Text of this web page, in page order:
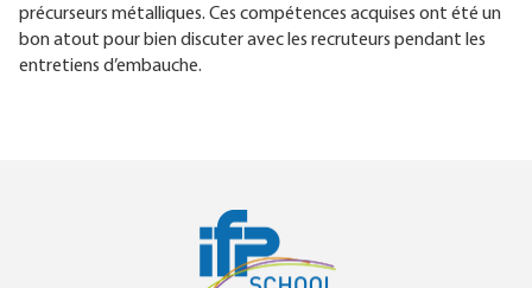
précurseurs métalliques. Ces compétences acquises ont été un
bon atout pour bien discuter avec les recruteurs pendant les
entretiens d’embauche.